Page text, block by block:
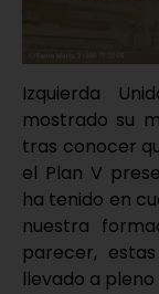
Izquierda
mostrado su
tras conocer
el Plan V
ha tenido en
nuestra
parecer,
llevado a